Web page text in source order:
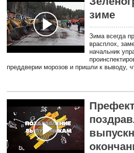
зиме
Зима всегда
врасплох,
начальник
преддверии морозов и пришли к выводу,